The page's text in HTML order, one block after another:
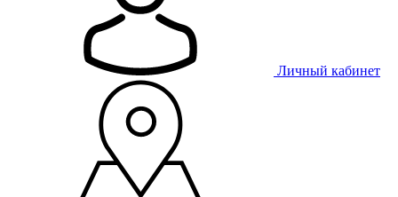
Личный кабинет